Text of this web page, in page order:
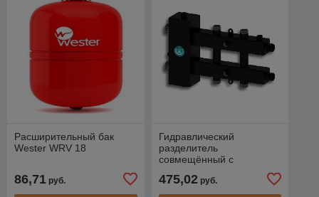
Расширительный бак
Wester WRV 18
86,71 руб.
Гидравлический
разделитель
совмещённый с
475,02руб.